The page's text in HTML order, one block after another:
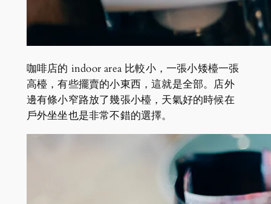
咖啡店的 indoor area 比較小，一張小矮檯一張
高檯，有些擺賣的小東西，這就是全部。店外
邊有條小窄路放了幾張小檯，天氣好的時候在
戶外坐坐也是非常不錯的選擇。